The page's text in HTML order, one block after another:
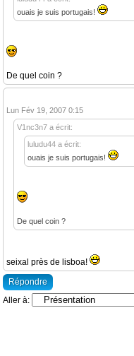
ouais je suis portugais!
De quel coin ?
Lun Fév 19, 2007 0:15
V1nc3n7 a écrit:
luludu44 a écrit:
ouais je suis portugais!
De quel coin ?
seixal près de lisboa!
Répondre
Aller à: